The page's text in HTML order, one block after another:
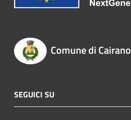
Comune di Cairano
SEGUICI SU